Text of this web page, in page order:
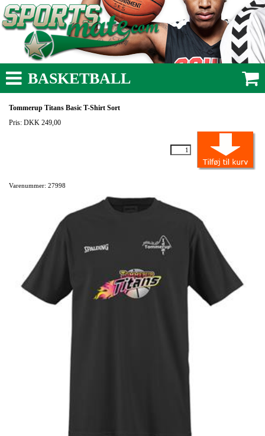
BASKETBALL
Tommerup Titans Basic T-Shirt Sort
Pris: DKK 249,00
Varenummer: 27998